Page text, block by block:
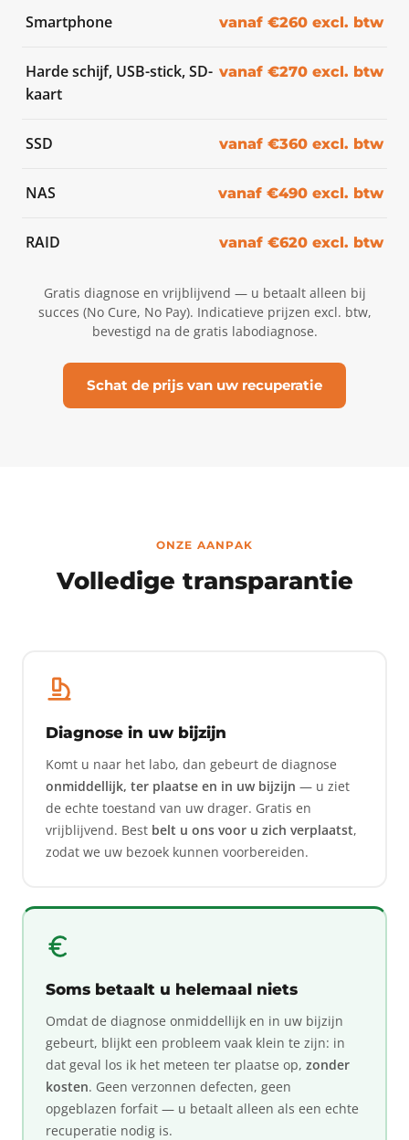
Smartphone vanaf €260 excl. btw
Harde schijf, USB-stick, SD-
kaart
vanaf €270 excl. btw
SSD vanaf €360 excl. btw
NAS vanaf €490 excl. btw
RAID vanaf €620 excl. btw
Gratis diagnose en vrijblijvend — u betaalt alleen bij
succes (No Cure, No Pay). Indicatieve prijzen excl. btw,
bevestigd na de gratis labodiagnose.
Schat de prijs van uw recuperatie
ONZE AANPAK
Volledige transparantie
Diagnose in uw bijzijn
Komt u naar het labo, dan gebeurt de diagnose
onmiddellijk, ter plaatse en in uw bijzijn — u ziet
de echte toestand van uw drager. Gratis en
vrijblijvend. Best belt u ons voor u zich verplaatst,
zodat we uw bezoek kunnen voorbereiden.
Soms betaalt u helemaal niets
Omdat de diagnose onmiddellijk en in uw bijzijn
gebeurt, blijkt een probleem vaak klein te zijn: in
dat geval los ik het meteen ter plaatse op, zonder
kosten. Geen verzonnen defecten, geen
opgeblazen forfait — u betaalt alleen als een echte
recuperatie nodig is.